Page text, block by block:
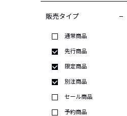
販売タイプ
通常商品
先行商品
限定商品
別注商品
セール商品
予約商品